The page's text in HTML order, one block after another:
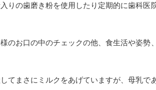
りの歯磨き粉を使用したり定期的に歯科医
のお口の中のチェックの他、食生活や姿
てまさにミルクをあげていますが、母乳